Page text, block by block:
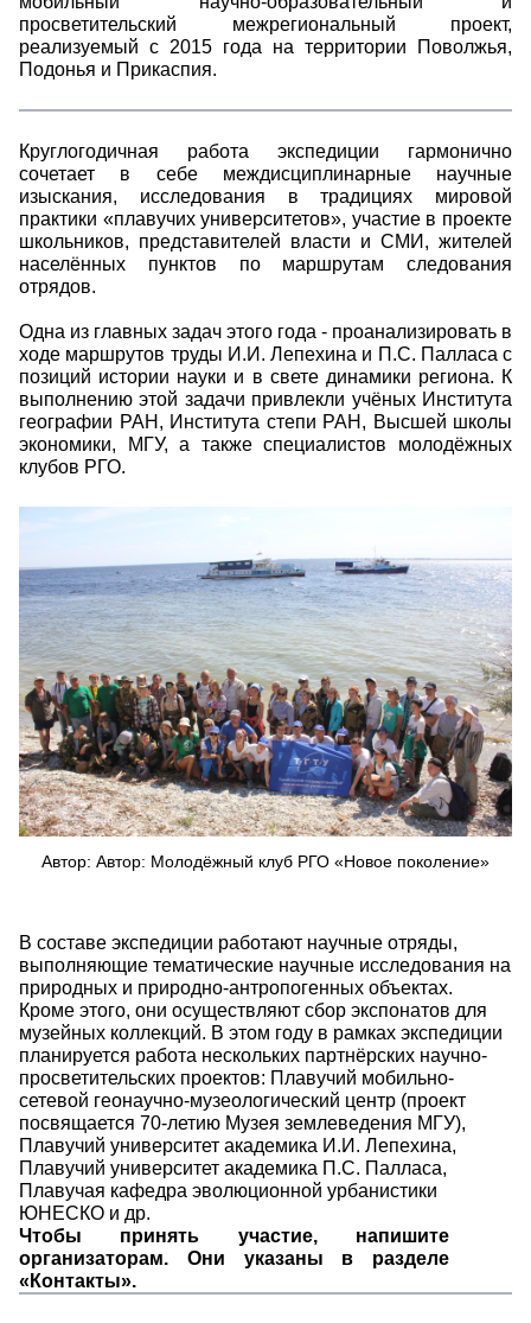
просветительский межрегиональный проект,
реализуемый с 2015 года на территории Поволжья,
Подонья и Прикаспия.
Круглогодичная работа экспедиции гармонично
сочетает в себе междисциплинарные научные
изыскания, исследования в традициях мировой
практики «плавучих университетов», участие в проекте
школьников, представителей власти и СМИ, жителей
населённых пунктов по маршрутам следования
отрядов.
Одна из главных задач этого года - проанализировать в
ходе маршрутов труды И.И. Лепехина и П.С. Палласа с
позиций истории науки и в свете динамики региона. К
выполнению этой задачи привлекли учёных Института
географии РАН, Института степи РАН, Высшей школы
экономики, МГУ, а также специалистов молодёжных
клубов РГО.
1680.jpg
Автор: Автор: Молодёжный клуб РГО «Новое поколение»
В составе экспедиции работают научные отряды,
выполняющие тематические научные исследования на
природных и природно-антропогенных объектах.
Кроме этого, они осуществляют сбор экспонатов для
музейных коллекций. В этом году в рамках экспедиции
планируется работа нескольких партнёрских научно-
просветительских проектов: Плавучий мобильно-
сетевой геонаучно-музеологический центр (проект
посвящается 70-летию Музея землеведения МГУ),
Плавучий университет академика И.И. Лепехина,
Плавучий университет академика П.С. Палласа,
Плавучая кафедра эволюционной урбанистики
ЮНЕСКО и др.
Чтобы принять участие, напишите
организаторам. Они указаны в разделе
«Контакты».